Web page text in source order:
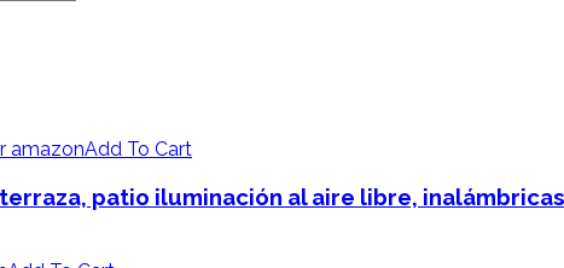
Add To Cart
patio iluminación al aire libre,